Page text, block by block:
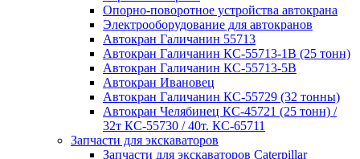
Опорно-поворотное устройства автокрана
Электрооборудование для автокранов
Автокран Галичанин 55713
Автокран Галичанин КС-55713-1В (25 тонн)
Автокран Галичанин КС-55713-5В
Автокран Ивановец
Автокран Галичанин КС-55729 (32 тонны)
Автокран Челябинец КС-45721 (25 тонн) /
32т КС-55730 / 40т. КС-65711
Запчасти для экскаваторов
Запчасти для экскаваторов Caterpillar